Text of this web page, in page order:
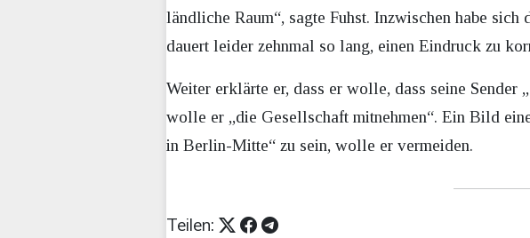
ländliche Raum“, sagte Fuhst. Inzwischen habe
dauert leider zehnmal so lang, einen Eindruck zu
Weiter erklärte er, dass er wolle, dass seine Sender
wolle er „die Gesellschaft mitnehmen“. Ein Bild
in Berlin-Mitte“ zu sein, wolle er vermeiden.
Teilen: